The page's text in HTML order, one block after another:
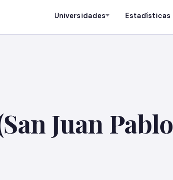
Universidades Estadísticas
Juan Pablo